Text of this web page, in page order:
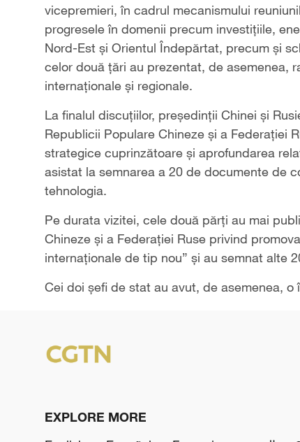
vicepremieri, în cadrul mecanismului
progresele în domenii precum investițiile,
Nord-Est și Orientul Îndepărtat, precum și
celor două țări au prezentat, de asemenea,
internaționale și regionale.
La finalul discuțiilor, președinții Chinei și
Republicii Populare Chineze și a Federației
strategice cuprinzătoare și aprofundarea
asistat la semnarea a 20 de documente de
tehnologia.
Pe durata vizitei, cele două părți au mai
Chineze și a Federației Ruse privind
internaționale de tip nou” și au semnat alte
Cei doi șefi de stat au avut, de asemenea,
EXPLORE MORE